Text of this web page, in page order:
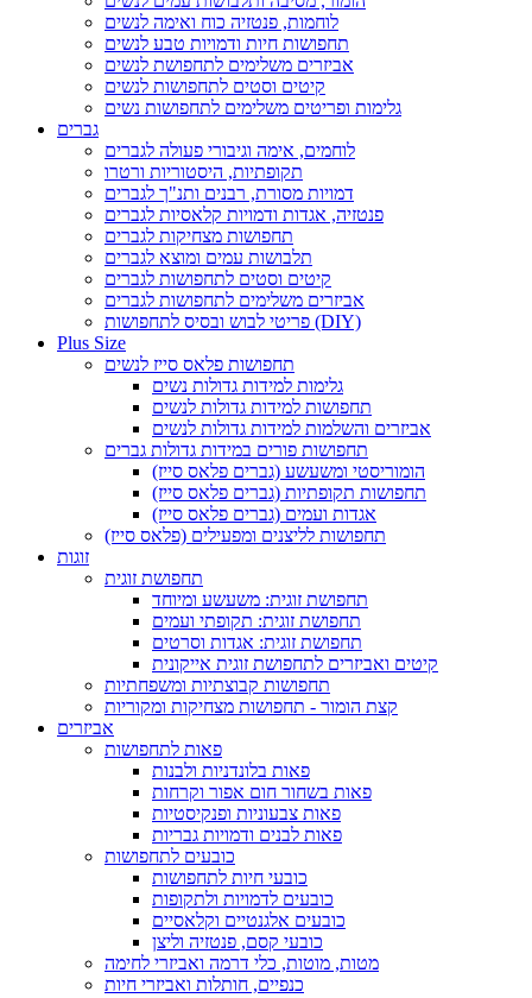
לוחמות, פנטזיה כוח ואימה לנשים
תחפושות חיות ודמויות טבע לנשים
אביזרים משלימים לתחפושת לנשים
קיטים וסטים לתחפושות לנשים
גלימות ופריטים משלימים לתחפושות נשים
גברים
לוחמים, אימה וגיבורי פעולה לגברים
תקופתיות, היסטוריות ורטרו
דמויות מסורת, רבנים ותנ"ך לגברים
פנטזיה, אגדות ודמויות קלאסיות לגברים
תחפושות מצחיקות לגברים
תלבושות עמים ומוצא לגברים
קיטים וסטים לתחפושות לגברים
אביזרים משלימים לתחפושות לגברים
פריטי לבוש ובסיס לתחפושות (DIY)
Plus Size
תחפושות פלאס סייז לנשים
גלימות למידות גדולות נשים
תחפושות למידות גדולות לנשים
אביזרים והשלמות למידות גדולות לנשים
תחפושות פורים במידות גדולות גברים
הומוריסטי ומשעשע (גברים פלאס סייז)
תחפושות תקופתיות (גברים פלאס סייז)
אגדות ועמים (גברים פלאס סייז)
תחפושות לליצנים ומפעילים (פלאס סייז)
זוגות
תחפושת זוגית
תחפושת זוגית: משעשע ומיוחד
תחפושת זוגית: תקופתי ועמים
תחפושת זוגית: אגדות וסרטים
קיטים ואביזרים לתחפושת זוגית אייקונית
תחפושות קבוצתיות ומשפחתיות
קצת הומור - תחפושות מצחיקות ומקוריות
אביזרים
פאות לתחפושות
פאות בלונדניות ולבנות
פאות בשחור חום אפור וקרחות
פאות צבעוניות ופנקיסטיות
פאות לבנים ודמויות גבריות
כובעים לתחפושות
כובעי חיות לתחפושות
כובעים לדמויות ולתקופות
כובעים אלגנטיים וקלאסיים
כובעי קסם, פנטזיה וליצן
מטות, מוטות, כלי דרמה ואביזרי לחימה
כנפיים, חותלות ואביזרי חיות